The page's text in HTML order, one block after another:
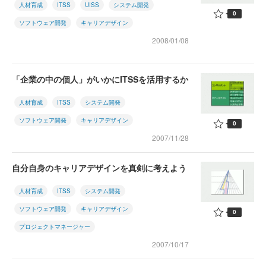
人材育成 ITSS UISS システム開発
ソフトウェア開発 キャリアデザイン
2008/01/08
0
「企業の中の個人」がいかにITSSを活用するか
人材育成 ITSS システム開発
ソフトウェア開発 キャリアデザイン
2007/11/28
0
自分自身のキャリアデザインを真剣に考えよう
人材育成 ITSS システム開発
ソフトウェア開発 キャリアデザイン
プロジェクトマネージャー
2007/10/17
0